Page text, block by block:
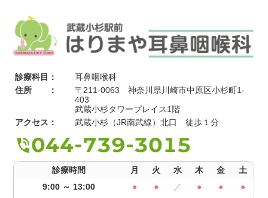
診療科目：
耳鼻咽喉科
住所 ：
〒211-0063 神奈川県川崎市中原区小杉町1-
403
武蔵小杉タワープレイス1階
アクセス：
武蔵小杉（JR南武線）北口 徒歩１分
044-739-3015
診療時間 月 火 水 木 金
土
9:00 ～ 13:00
● ● ／ ● ●
●